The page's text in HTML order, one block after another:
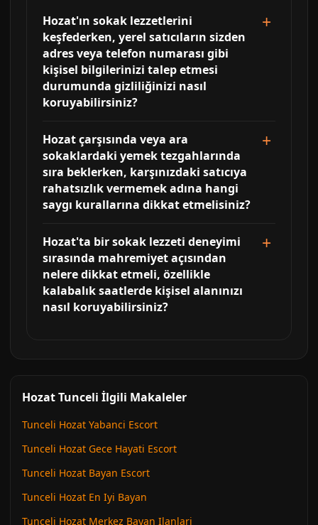
Hozat'ın sokak lezzetlerini
keşfederken, yerel satıcıların sizden
adres veya telefon numarası gibi
kişisel bilgilerinizi talep etmesi
durumunda gizliliğinizi nasıl
koruyabilirsiniz?
Hozat çarşısında veya ara
sokaklardaki yemek tezgahlarında
sıra beklerken, karşınızdaki satıcıya
rahatsızlık vermemek adına hangi
saygı kurallarına dikkat etmelisiniz?
Hozat'ta bir sokak lezzeti deneyimi
sırasında mahremiyet açısından
nelere dikkat etmeli, özellikle
kalabalık saatlerde kişisel alanınızı
nasıl koruyabilirsiniz?
Hozat Tunceli İlgili Makaleler
Tunceli Hozat Yabanci Escort
Tunceli Hozat Gece Hayati Escort
Tunceli Hozat Bayan Escort
Tunceli Hozat En Iyi Bayan
Tunceli Hozat Merkez Bayan Ilanlari